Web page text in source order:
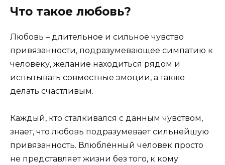
Что такое любовь?
Любовь – длительное и сильное чувство
привязанности, подразумевающее симпатию к
человеку, желание находиться рядом и
испытывать совместные эмоции, а также
делать счастливым.
Каждый, кто сталкивался с данным чувством,
знает, что любовь подразумевает сильнейшую
привязанность. Влюблённый человек просто
не представляет жизни без того, к кому